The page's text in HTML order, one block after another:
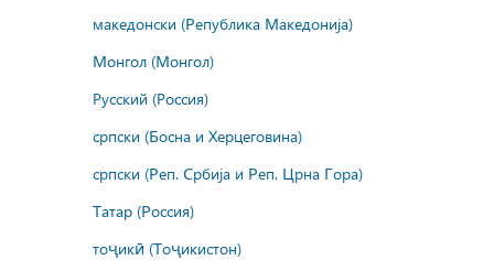
македонски (Република Македонија)
Монгол (Монгол)
Русский (Россия)
српски (Босна и Херцеговина)
српски (Реп. Србија и Реп. Црна Гора)
Татар (Россия)
тоҷикӣ (Тоҷикистон)